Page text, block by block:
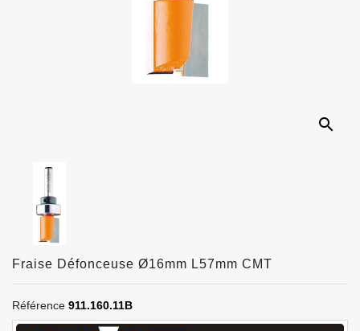
search
Fraise Défonceuse Ø16mm L57mm CMT
Référence 911.160.11B